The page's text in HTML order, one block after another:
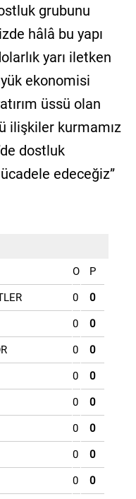
grubunu
hâlâ bu yapı
yarı iletken
ekonomisi
üssü olan
ilişkiler kurmamız
dostluk
edeceğiz”
O P
0 0
0 0
0 0
0 0
0 0
0 0
0 0
0 0